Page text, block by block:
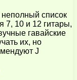
неполный список
7, 10 и 12 гитары,
гавайские
их, но
J